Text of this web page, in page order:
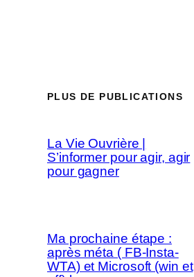
PLUS DE PUBLICATIONS
La Vie Ouvrière |
S’informer pour agir, agir
pour gagner
Ma prochaine étape :
après méta ( FB-Insta-
WTA) et Microsoft (win et